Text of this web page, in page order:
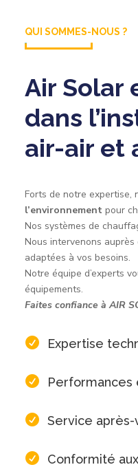
QUI SOMMES-NOUS ?
Air Solar
dans
air-air et
Forts de notre expertise,
l’environnement pour
Nos systèmes de
Nous intervenons auprès
adaptées à vos besoins.
Notre équipe d’experts
équipements.
Faites confiance à AIR
 Expertise

 Service
 Conformité